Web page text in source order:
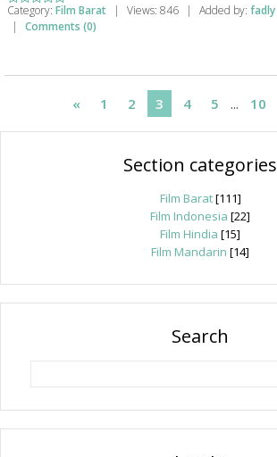
Category: Film Barat | Views: 846 | Added by: fadly
|
Comments (0)
« 1 2 3 4 5 ... 10
Section categories
Film Barat[111]
Film Indonesia [22]
Film Hindia [15]
Film Mandarin [14]
Search